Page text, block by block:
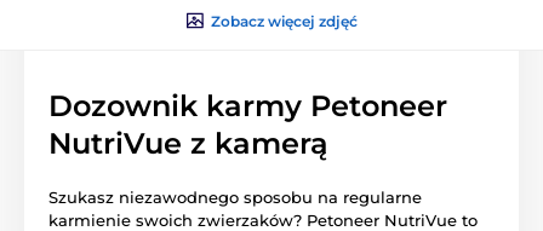
Zobacz więcej zdjęć
Dozownik karmy Petoneer
NutriVue z kamerą
Szukasz niezawodnego sposobu na regularne
karmienie swoich zwierzaków? Petoneer NutriVue to